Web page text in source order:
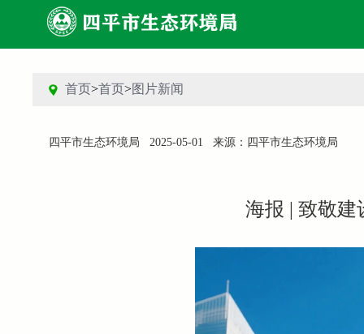
首页>首页>图片新闻
四平市生态环境局 2025-05-01 来源：四平市生态环境局
海报 | 致敬